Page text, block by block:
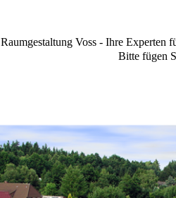
Raumgestaltung Voss - Ihre Experten
Bitte fügen